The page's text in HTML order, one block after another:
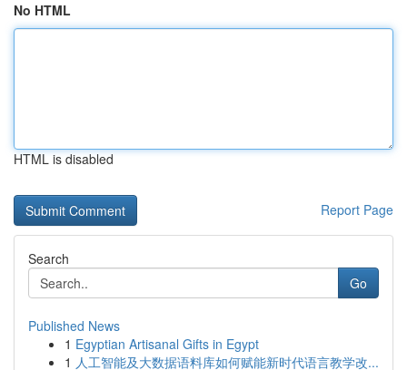
No HTML
HTML is disabled
Report Page
Search
Go
Published News
1 Egyptian Artisanal Gifts in Egypt
1 人工智能及大数据语料库如何赋能新时代语言教学改...